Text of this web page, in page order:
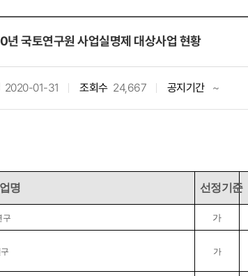
국토연구원 사업실명제 대상사업 현황
2020-01-31 조회수 24,667 공지기간 ~
명 선정기준
구 가
가